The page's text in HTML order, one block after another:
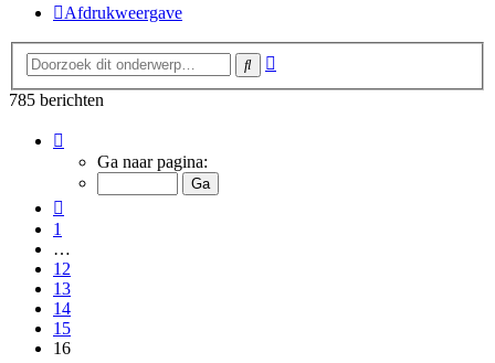
Afdrukweergave
Zoek
785 berichten
16
van
Ga naar pagina:
1
…
12
13
14
15
16